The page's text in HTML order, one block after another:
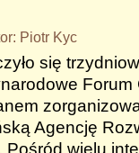
Piotr Kyc
się
Forum
Agencję
Pośród wielu